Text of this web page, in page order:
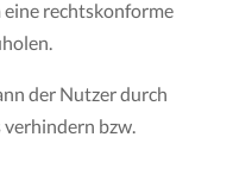
rechtskonforme
der Nutzer durch
verhindern bzw.